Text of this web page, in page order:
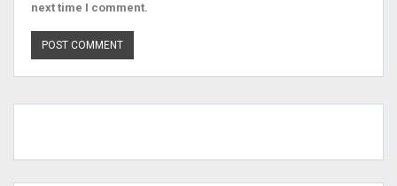
next time I comment.